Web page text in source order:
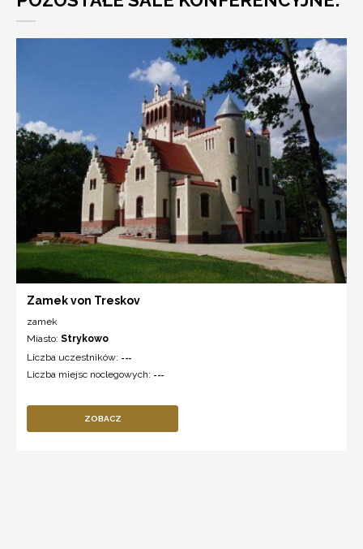
Zamek von Treskov
zamek
Miasto: Strykowo
Liczba uczestników: ---
Liczba miejsc noclegowych: ---
ZOBACZ